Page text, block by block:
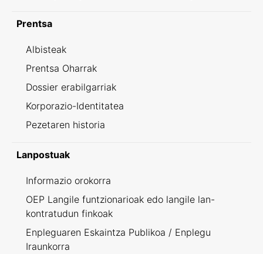
Prentsa
Albisteak
Prentsa Oharrak
Dossier erabilgarriak
Korporazio-Identitatea
Pezetaren historia
Lanpostuak
Informazio orokorra
OEP Langile funtzionarioak edo langile lan-
kontratudun finkoak
Enpleguaren Eskaintza Publikoa / Enplegu
Iraunkorra